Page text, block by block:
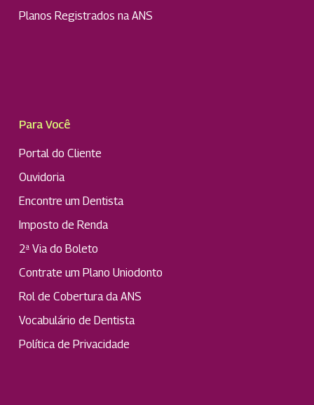
Planos Registrados na ANS
Para Você
Portal do Cliente
Ouvidoria
Encontre um Dentista
Imposto de Renda
2ª Via do Boleto
Contrate um Plano Uniodonto
Rol de Cobertura da ANS
Vocabulário de Dentista
Política de Privacidade